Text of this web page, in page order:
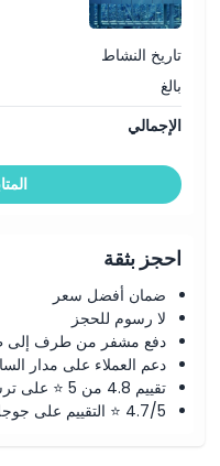
سياسة الإلغاء
تاريخ النشاط
بالغ
الإجمالي
احجز بثقة
ضمان أفضل سعر
لا رسوم للحجز
دفع مشفر من طرف إلى
دعم العملاء على مدار
تقييم 4.8 من 5 ⭐ على ترستبايلوت
4.7/5 ⭐ التقييم على جوجل